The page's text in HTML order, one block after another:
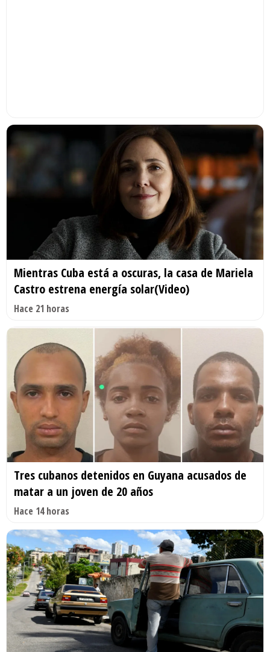
Mientras Cuba está a oscuras, la casa de Mariela
Castro estrena energía solar(Video)
Hace 21 horas
Tres cubanos detenidos en Guyana acusados de
matar a un joven de 20 años
Hace 14 horas